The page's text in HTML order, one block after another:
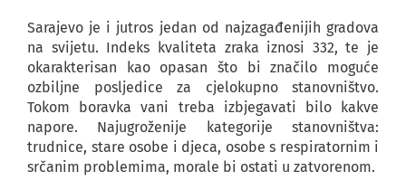
Sarajevo je i jutros jedan od najzagađenijih gradova
na svijetu. Indeks kvaliteta zraka iznosi 332, te je
okarakterisan kao opasan što bi značilo moguće
ozbiljne posljedice za cjelokupno stanovništvo.
Tokom boravka vani treba izbjegavati bilo kakve
napore. Najugroženije kategorije stanovništva:
trudnice, stare osobe i djeca, osobe s respiratornim i
srčanim problemima, morale bi ostati u zatvorenom.